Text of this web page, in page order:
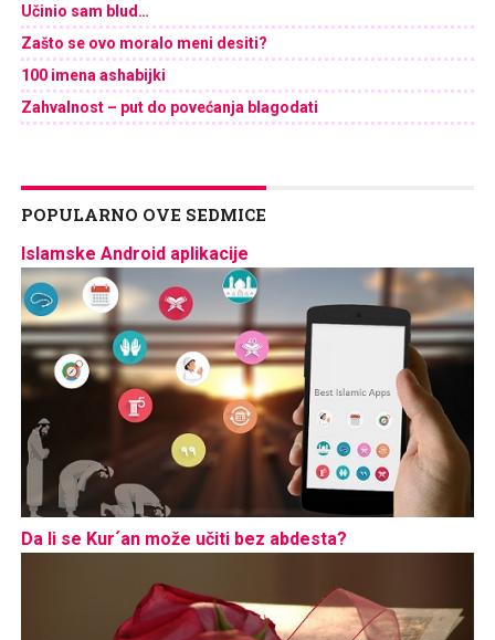
Učinio sam blud…
Zašto se ovo moralo meni desiti?
100 imena ashabijki
Zahvalnost – put do povećanja blagodati
POPULARNO OVE SEDMICE
Islamske Android aplikacije
Da li se Kur´an može učiti bez abdesta?